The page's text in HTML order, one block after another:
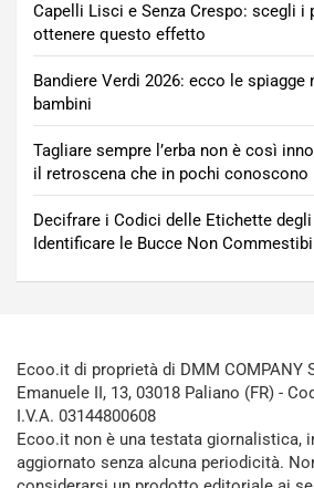
Capelli Lisci e Senza Crespo: scegli i
ottenere questo effetto
Bandiere Verdi 2026: ecco le spiagge
bambini
Tagliare sempre l’erba non è così
il retroscena che in pochi conoscono
Decifrare i Codici delle Etichette
Identificare le Bucce Non
Ecoo.it di proprietà di DMM COMPANY
Emanuele II, 13, 03018 Paliano (FR) -
I.V.A. 03144800608
Ecoo.it non è una testata giornalistica,
aggiornato senza alcuna periodicità.